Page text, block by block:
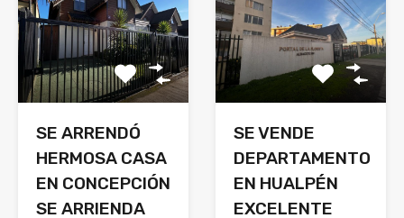
SE ARRENDÓ
HERMOSA CASA
EN CONCEPCIÓN
SE ARRIENDA
SE VENDE
DEPARTAMENTO
EN HUALPÉN
EXCELENTE